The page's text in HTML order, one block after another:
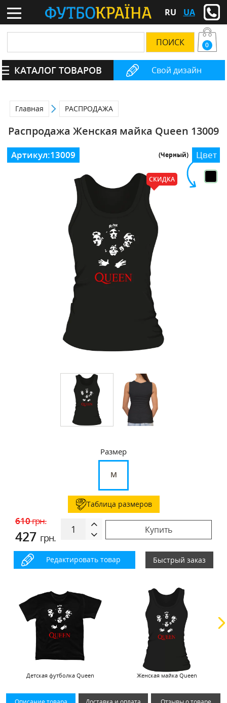
RU UA
Свой дизайн
0
КАТАЛОГ ТОВАРОВ
Главная РАСПРОДАЖА
Распродажа Женская майка Queen 13009
СКИДКА
Цвет
(Черный)
Размер
M
Таблица размеров
610грн.
427 грн.
Купить
Редактировать товар Быстрый заказ
Артикул:13009
Детская футболка Queen Женская майка Queen